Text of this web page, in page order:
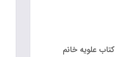
کتاب علویه خانم